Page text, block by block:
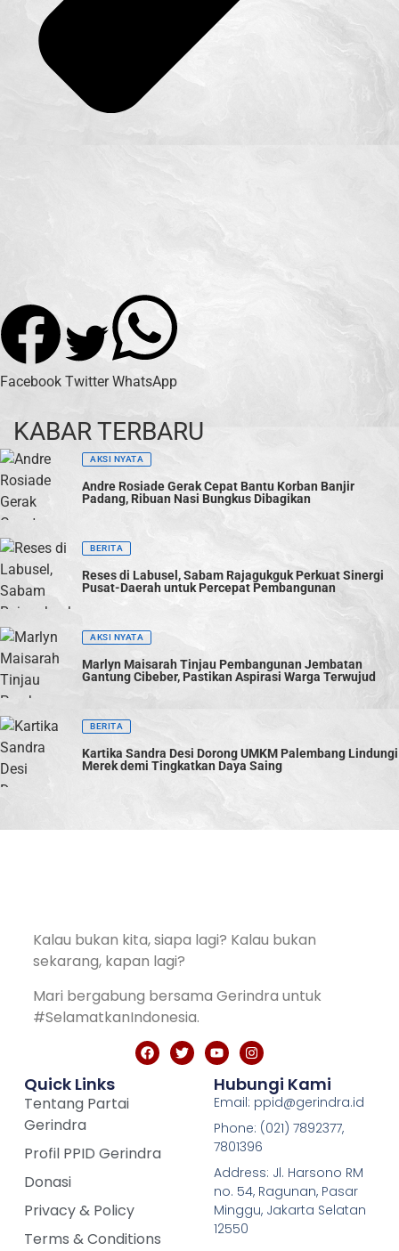
Facebook Twitter WhatsApp
KABAR TERBARU
AKSI NYATA
Andre Rosiade Gerak Cepat Bantu Korban Banjir
Padang, Ribuan Nasi Bungkus Dibagikan
BERITA
Reses di Labusel, Sabam Rajagukguk Perkuat Sinergi
Pusat-Daerah untuk Percepat Pembangunan
AKSI NYATA
Marlyn Maisarah Tinjau Pembangunan Jembatan
Gantung Cibeber, Pastikan Aspirasi Warga Terwujud
BERITA
Kartika Sandra Desi Dorong UMKM Palembang Lindungi
Merek demi Tingkatkan Daya Saing
Kalau bukan kita, siapa lagi? Kalau bukan
sekarang, kapan lagi?
Mari bergabung bersama Gerindra untuk
#SelamatkanIndonesia.
Quick Links
Tentang Partai
Gerindra
Profil PPID Gerindra
Donasi
Privacy & Policy
Terms & Conditions
Hubungi Kami
Email: ppid@gerindra.id
Phone: (021) 7892377,
7801396
Address: Jl. Harsono RM
no. 54, Ragunan, Pasar
Minggu, Jakarta Selatan
12550